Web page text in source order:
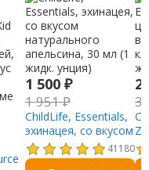
1 500 ₽
1 951₽
ChildLife, Essentials,
эхинацея, со вкусом
натурального
апельсина, 30 мл (1
41180
2
3